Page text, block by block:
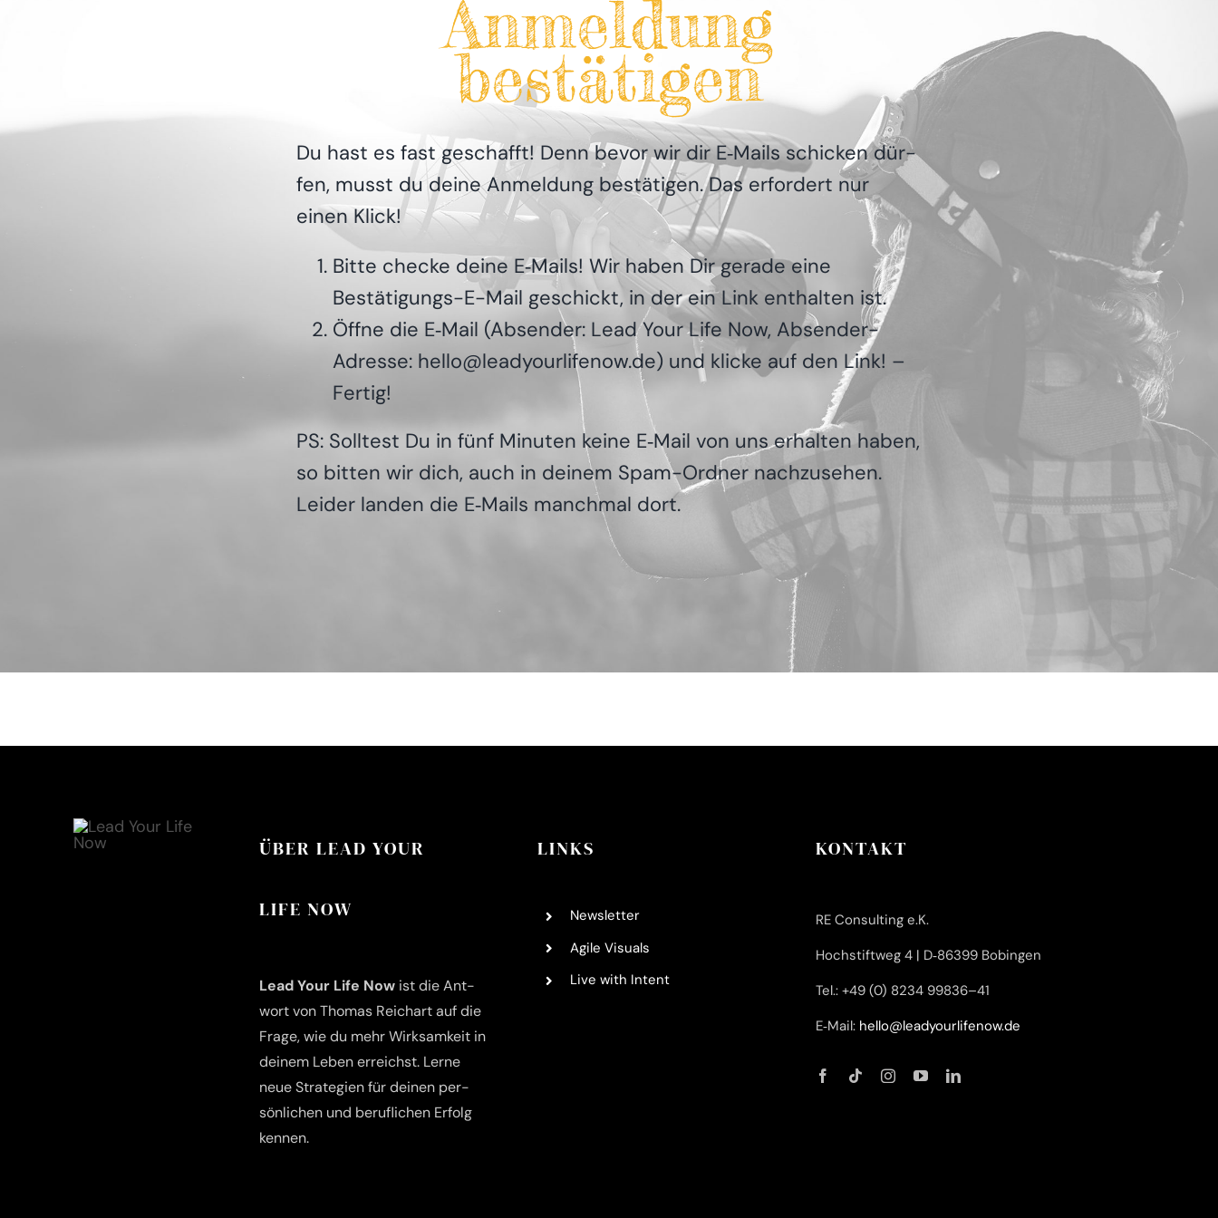
Anmel­dung
bestätigen
Du hast es fast geschafft! Denn bevor wir dir E‑Mails schi­cken dür­
fen, musst du dei­ne Anmel­dung bestä­ti­gen. Das erfor­dert nur
einen Klick!
Bit­te che­cke dei­ne E‑Mails! Wir haben Dir gera­de eine
Bestätigungs-E-Mail geschickt, in der ein Link ent­hal­ten ist.
Öff­ne die E‑Mail (Absen­der: Lead Your Life Now, Absender-
Adresse: hello@leadyourlifenow.de) und kli­cke auf den Link! –
Fertig!
PS: Soll­test Du in fünf Minu­ten kei­ne E‑Mail von uns erhal­ten haben,
so bit­ten wir dich, auch in dei­nem Spam-Ordner nach­zu­se­hen.
Lei­der lan­den die E‑Mails manch­mal dort.
ÜBER LEAD YOUR
LIFE NOW
Lead Your Life Now ist die Ant­
wort von Tho­mas Reich­art auf die
Fra­ge, wie du mehr Wirk­sam­keit in
dei­nem Leben erreichst. Ler­ne
neue Stra­te­gien für dei­nen per­
sön­li­chen und beruf­li­chen Erfolg
kennen.
LINKS
News­let­ter
Agi­le Visuals
Live with Intent
KONTAKT
RE Con­sul­ting e.K.
Hoch­stift­weg 4 | D‑86399 Bobingen
Tel.: +49 (0) 8234 99836–41
E‑Mail: hello@leadyourlifenow.de